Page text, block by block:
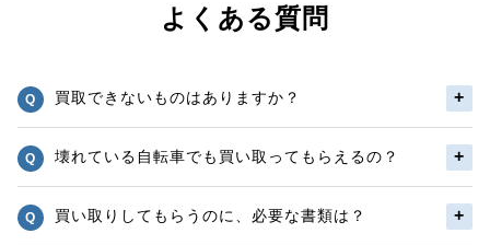
よくある質問
買取できないものはありますか？
壊れている自転車でも買い取ってもらえるの？
買い取りしてもらうのに、必要な書類は？